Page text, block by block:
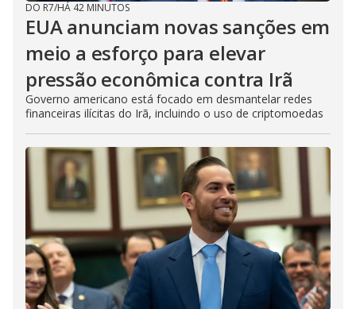
DO R7/HÁ 42 MINUTOS
EUA anunciam novas sanções em
meio a esforço para elevar
pressão econômica contra Irã
Governo americano está focado em desmantelar redes
financeiras ilícitas do Irã, incluindo o uso de criptomoedas